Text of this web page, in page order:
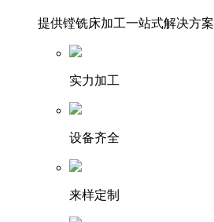
提供镗铣床加工一站式解决方案
实力加工
设备齐全
来样定制